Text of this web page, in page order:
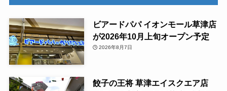
ビアードパパ イオンモール草津店
が2026年10月上旬オープン予定
2026年8月7日
餃子の王将 草津エイスクエア店